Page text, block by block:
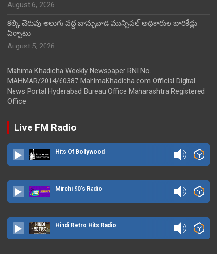
August 6, 2026
కల్కి చెరువు అలుగు వద్ద బాన్సువాడ మున్సిపల్ అధికారుల బారికేడ్లు
ఏర్పాటు.
August 5, 2026
Mahima Khadicha Weekly Newspaper RNI No.
MAHMAR/2014/60387 MahimaKhadicha.com Official Digital
News Portal Hyderabad Bureau Office Maharashtra Registered
Office
Live FM Radio
Hits Of Bollywood
Mirchi 90's Radio
Hindi Retro Hits Radio